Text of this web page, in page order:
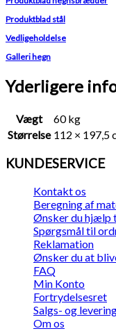
Produktblad stål
Vedligeholdelse
Galleri hegn
Yderligere
Vægt
60 kg
Størrelse 112 × 197,5
KUNDESERVICE
Kontakt os
Beregning af
Ønsker du hjælp
Spørgsmål til
Reklamation
Ønsker du at
FAQ
Min Konto
Fortrydelsesret
Salgs- og
Om os